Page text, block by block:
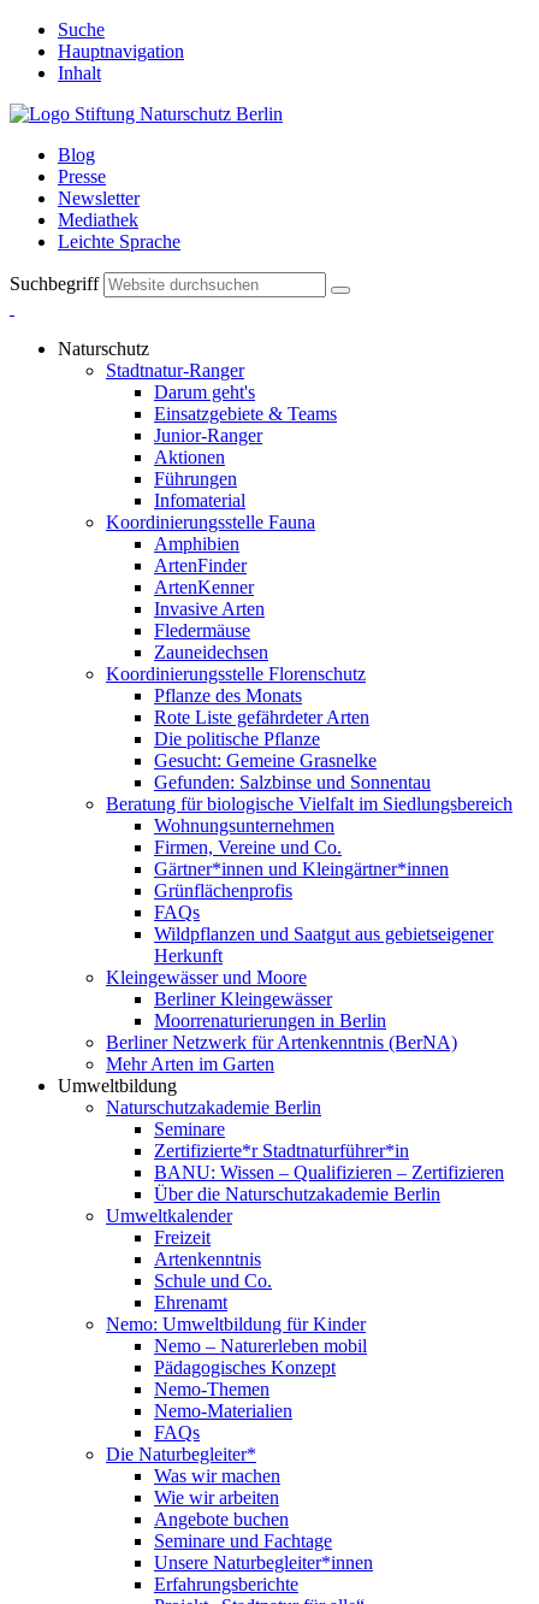
Suche
Hauptnavigation
Inhalt
Blog
Presse
Newsletter
Mediathek
Leichte Sprache
Suchbegriff
Naturschutz
Stadtnatur-Ranger
Darum geht's
Einsatzgebiete & Teams
Junior-Ranger
Aktionen
Führungen
Infomaterial
Koordinierungsstelle Fauna
Amphibien
ArtenFinder
ArtenKenner
Invasive Arten
Fledermäuse
Zauneidechsen
Koordinierungsstelle Florenschutz
Pflanze des Monats
Rote Liste gefährdeter Arten
Die politische Pflanze
Gesucht: Gemeine Grasnelke
Gefunden: Salzbinse und Sonnentau
Beratung für biologische Vielfalt im Siedlungsbereich
Wohnungsunternehmen
Firmen, Vereine und Co.
Gärtner*innen und Kleingärtner*innen
Grünflächenprofis
FAQs
Wildpflanzen und Saatgut aus gebietseigener
Herkunft
Kleingewässer und Moore
Berliner Kleingewässer
Moorrenaturierungen in Berlin
Berliner Netzwerk für Artenkenntnis (BerNA)
Mehr Arten im Garten
Umweltbildung
Naturschutzakademie Berlin
Seminare
Zertifizierte*r Stadtnaturführer*in
BANU: Wissen – Qualifizieren – Zertifizieren
Über die Naturschutzakademie Berlin
Umweltkalender
Freizeit
Artenkenntnis
Schule und Co.
Ehrenamt
Nemo: Umweltbildung für Kinder
Nemo – Naturerleben mobil
Pädagogisches Konzept
Nemo-Themen
Nemo-Materialien
FAQs
Die Naturbegleiter*
Was wir machen
Wie wir arbeiten
Angebote buchen
Seminare und Fachtage
Unsere Naturbegleiter*innen
Erfahrungsberichte